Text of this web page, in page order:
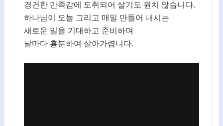
경건한 만족감에 도취되어 살기도 원치 않습니다.
하나님이 오늘 그리고 매일 만들어 내시는
새로운 일을 기대하고 준비하며
날마다 흥분하여 살아가렵니다.